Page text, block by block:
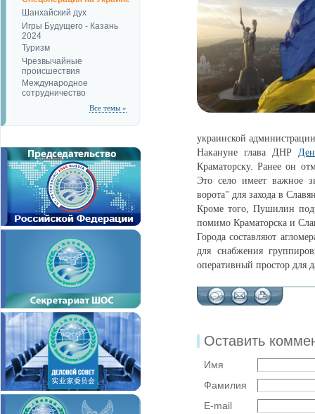
Шанхайский дух
Игры Будущего - Казань
2024
Туризм
Чрезвычайные
происшествия
Международное
сотрудничество
Все темы »
украинской
Накануне глава ДНР
Краматорску. Ранее он
Это село имеет важное
ворота" для захода в
Кроме того, Пушилин
помимо Краматорска и
Города составляют
для снабжения
оперативный простор для
Оставить
Имя
Фамилия
E-mail